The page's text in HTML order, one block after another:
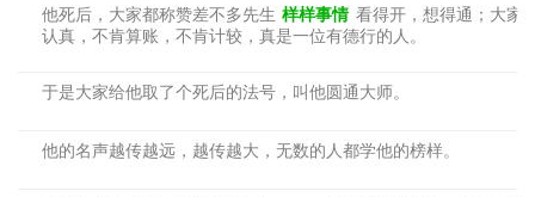
他死后，大家都称赞差不多先生 样样事情 看得开，想得通；大家
认真，不肯算账，不肯计较，真是一位有德行的人。
于是大家给他取了个死后的法号，叫他圆通大师。
他的名声越传越远，越传越大，无数的人都学他的榜样。